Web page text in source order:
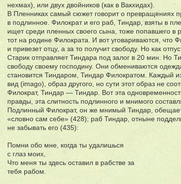
нехмах), или двух двойников (как в Вакхидах).
В Пленниках самый сюжет говорит о превращениях
в подлинное. Филократ и его раб, Тиндар, взяты в
ищет среди пленных своего сына, тоже попавшего в
тот на родине Филократа. И вот уговариваются, что
и привезет отцу, а за то получит свободу. Но как
Старик отправляет Тиндара под залог в 20 мин. Но
свободу своему господину. Они обмениваются
становится Тиндаром, Тиндар Филократом. Каждый
вид (imago), образ другого, но сути этот образ не
Филократ, Тиндар — Тиндар. Вот эта
правды, эта слитность подлинного и мнимого
Подлинный Филократ, он же мнимый Тиндар, обещает
«словно сам себе» (428); раб Тиндар, отныне
не забывать его (435):
Помни обо мне, когда ты удалишься
с глаз моих,
Что меня ты здесь оставил в рабстве за
тебя рабом.